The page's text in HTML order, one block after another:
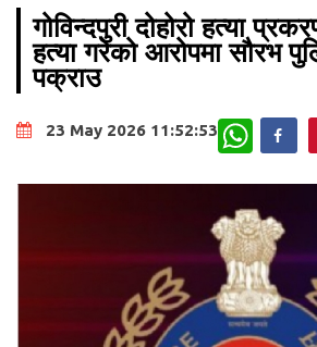
गोविन्दपुरी दोहोरो हत्या
हत्या गरेको आरोपमा सौरभ
पक्राउ
23 May 2026 11:52:53